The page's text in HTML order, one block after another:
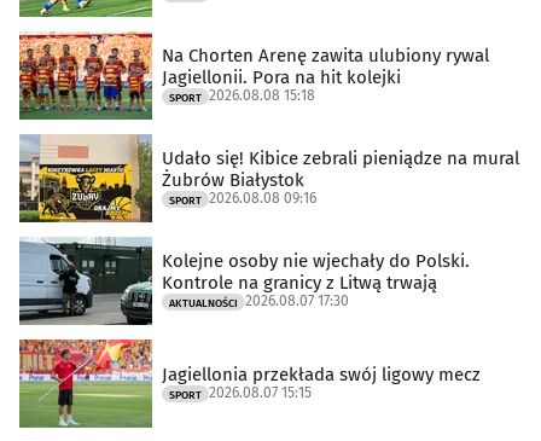
Na Chorten Arenę zawita ulubiony rywal
Jagiellonii. Pora na hit kolejki
SPORT 2026.08.08 15:18
Udało się! Kibice zebrali pieniądze na mural
Żubrów Białystok
SPORT 2026.08.08 09:16
Kolejne osoby nie wjechały do Polski.
Kontrole na granicy z Litwą trwają
AKTUALNOŚCI 2026.08.07 17:30
Jagiellonia przekłada swój ligowy mecz
SPORT 2026.08.07 15:15